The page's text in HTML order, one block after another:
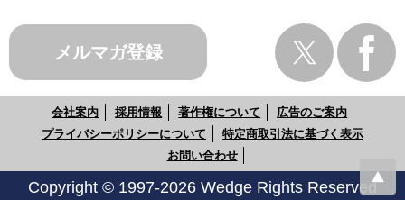
メルマガ登録
会社案内 採用情報 著作権について
広告のご案内
プライバシーポリシーについて
特定商取引法に基づく表示
お問い合わせ
Copyright © 1997-2026 Wedge Rights Reserved